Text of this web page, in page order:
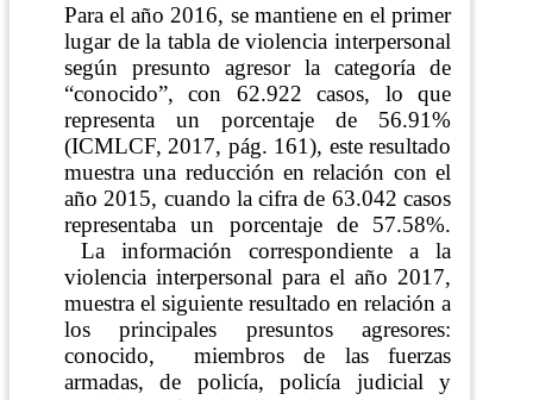
Para el año 2016, se mantiene en el primer
lugar de la tabla de violencia interpersonal
según presunto agresor la categoría de
“conocido”, con 62.922 casos, lo que
representa un porcentaje de 56.91%
(ICMLCF, 2017, pág. 161), este resultado
muestra una reducción en relación con el
año 2015, cuando la cifra de 63.042 casos
representaba un porcentaje de 57.58%.
La información correspondiente a la
violencia interpersonal para el año 2017,
muestra el siguiente resultado en relación a
los principales presuntos agresores:
conocido,
miembros de las fuerzas
armadas, de policía, policía judicial y